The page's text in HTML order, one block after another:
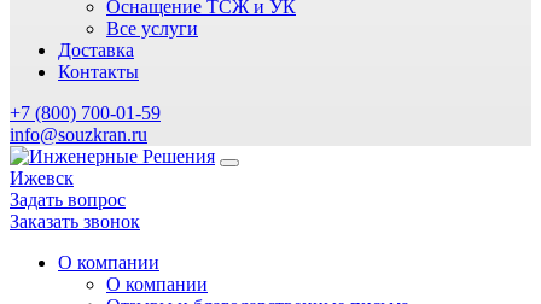
Оснащение ТСЖ и УК
Все услуги
Доставка
Контакты
+7 (800) 700-01-59
info@souzkran.ru
Ижевск
Задать вопрос
Заказать звонок
О компании
О компании